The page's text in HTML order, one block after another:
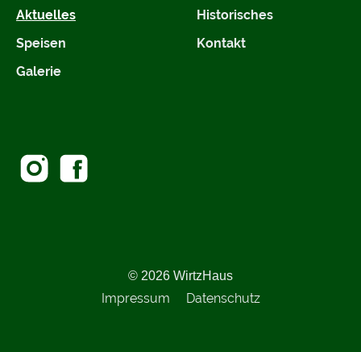
Aktuelles
Speisen
Galerie
Historisches
Kontakt
© 2026 WirtzHaus
Impressum Datenschutz